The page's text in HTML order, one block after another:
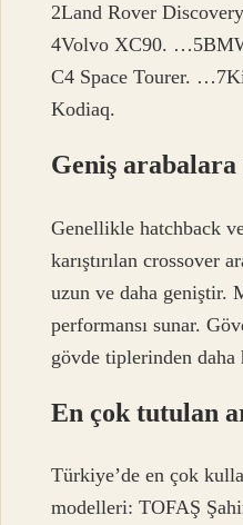
2Land Rover
4Volvo XC90.
C4 Space Tourer.
Kodiaq.
Geniş arabalara
Genellikle hatchback
karıştırılan crossover
uzun ve daha geniştir.
performansı sunar.
gövde tiplerinden
En çok tutulan
Türkiye’de en çok
modelleri: TOFAŞ